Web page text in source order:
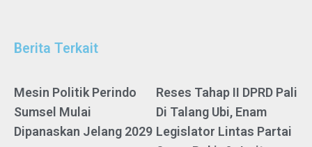
Berita Terkait
Mesin Politik Perindo
Sumsel Mulai
Dipanaskan Jelang 2029
Reses Tahap II DPRD Pali
Di Talang Ubi, Enam
Legislator Lintas Partai